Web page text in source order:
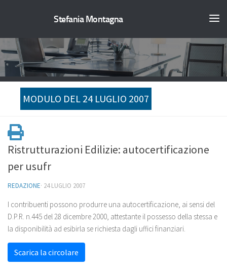
Stefania Montagna
MODULO DEL 24 LUGLIO 2007
Ristrutturazioni Edilizie: autocertificazione
per usufr
REDAZIONE· 24 LUGLIO 2007
I contribuenti possono produrre una autocertificazione, ai sensi del
D.P.R. n.445 del 28 dicembre 2000, attestante il possesso della stessa e
la disponibilità ad esibirla se richiesta dagli uffici finanziari.
Scarica la circolare